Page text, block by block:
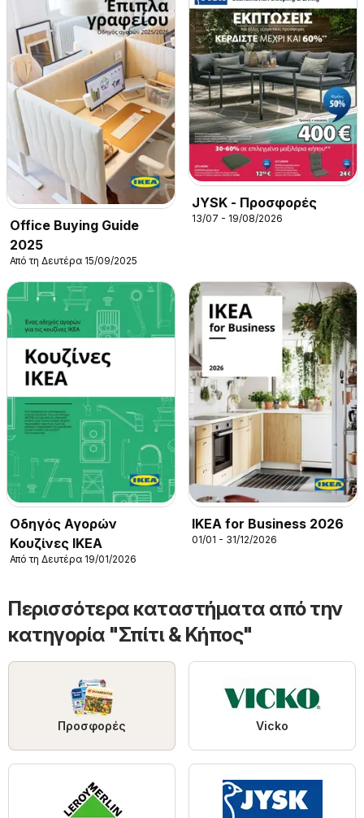
Office Buying Guide
2025
Από τη Δευτέρα 15/09/2025
JYSK - Προσφορές
13/07 - 19/08/2026
Οδηγός Αγορών
Κουζίνες IKEA
Από τη Δευτέρα 19/01/2026
IKEA for Business 2026
01/01 - 31/12/2026
Περισσότερα καταστήματα από την
κατηγορία "Σπίτι & Κήπος"
Προσφορές Vicko